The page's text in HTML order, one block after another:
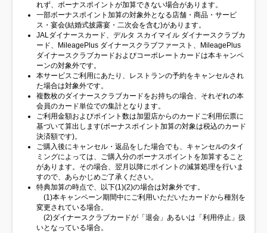
れず、ボーナスポイントが加算できない場合があります。
一部ボーナスポイント加算の対象外となる店舗・商品・サービ
ス・宴会(結婚式披露宴・二次会を含む)があります。
JALダイナースカード、デルタ スカイマイル ダイナースクラブカ
ード、MileagePlus ダイナースクラブファースト、MileagePlus
ダイナースクラブカードおよびコーポレートカードは本キャンペ
ーンの対象外です。
本サービスご利用にあたり、レストランの予約をキャンセルされ
た場合は対象外です。
複数枚のダイナースクラブカードをお持ちの場合、それぞれの本
会員のカード単位での集計となります。
ご利用金額およびポイント数は加盟店からのカードご利用伝票に
基づいて算出します(ボーナスポイント加算の対象は税込のカード
決済額です)。
ご購入後にキャンセル・返品をした場合でも、キャンセルのタイ
ミングによっては、ご購入分のボーナスポイントを加算すること
があります。その場合、翌月以降にポイントの減算処理を行いま
すので、あらかじめご了承ください。
特典加算の時点で、以下(1)(2)の場合は対象外です。
(1)本キャンペーン期間中にご利用いただいたカードから種別を
変更されている場合。
(2)ダイナースクラブカードが「退会」あるいは「利用停止」扱
いとなっている場合。